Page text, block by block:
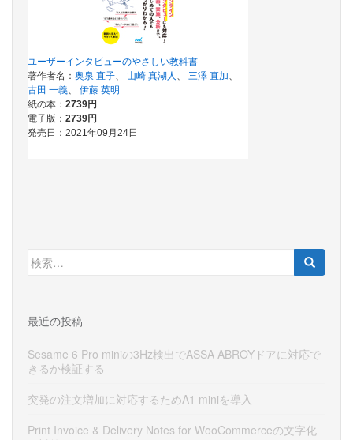
検
索:
最近の投稿
Sesame 6 Pro miniの3Hz検出でASSA ABROYドアに対応で
きるか検証する
突発の注文増加に対応するためA1 miniを導入
Print Invoice & Delivery Notes for WooCommerceの文字化